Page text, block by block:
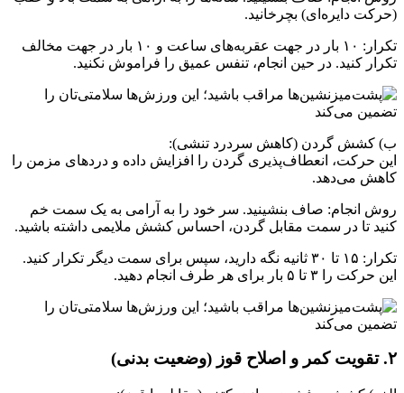
(حرکت دایره‌ای) بچرخانید.
تکرار: ۱۰ بار در جهت عقربه‌های ساعت و ۱۰ بار در جهت مخالف
تکرار کنید. در حین انجام، تنفس عمیق را فراموش نکنید.
ب) کشش گردن (کاهش سردرد تنشی):
این حرکت، انعطاف‌پذیری گردن را افزایش داده و دردهای مزمن را
کاهش می‌دهد.
روش انجام: صاف بنشینید. سر خود را به آرامی به یک سمت خم
کنید تا در سمت مقابل گردن، احساس کشش ملایمی داشته باشید.
تکرار: ۱۵ تا ۳۰ ثانیه نگه دارید، سپس برای سمت دیگر تکرار کنید.
این حرکت را ۳ تا ۵ بار برای هر طرف انجام دهید.
۲. تقویت کمر و اصلاح قوز (وضعیت بدنی)